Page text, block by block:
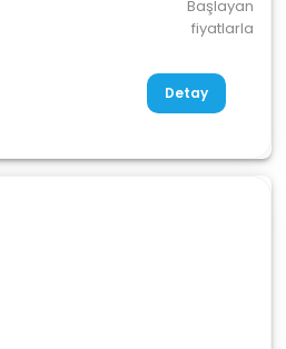
Başlayan
fiyatlarla
Detay